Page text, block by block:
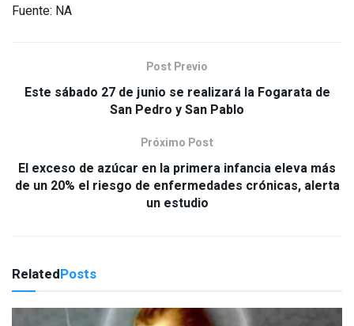
Fuente: NA
Post Previo
Este sábado 27 de junio se realizará la Fogarata de
San Pedro y San Pablo
Próximo Post
El exceso de azúcar en la primera infancia eleva más
de un 20% el riesgo de enfermedades crónicas, alerta
un estudio
RelatedPosts